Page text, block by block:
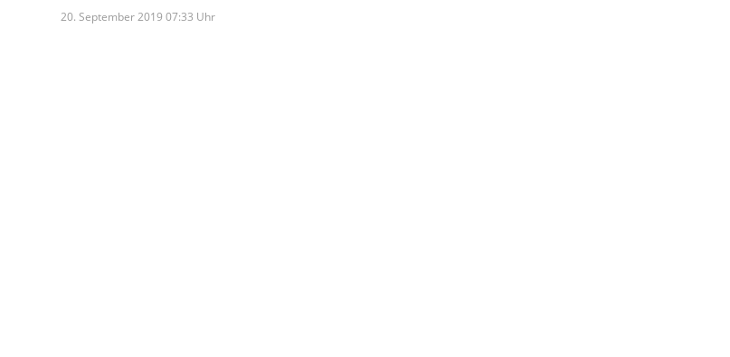
20. September 2019 07:33 Uhr